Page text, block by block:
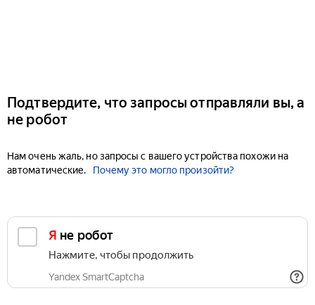
Подтвердите, что запросы отправляли вы, а
не робот
Нам очень жаль, но запросы с вашего устройства похожи на
автоматические.
Почему это могло произойти?
Я не робот
Нажмите, чтобы продолжить
Yandex SmartCaptcha